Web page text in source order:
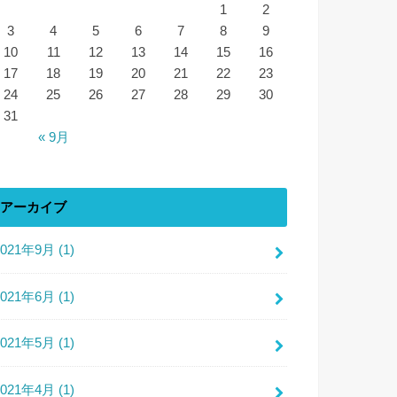
« 9月
1
2
3
4 5 6 7 8
9
10
11 12 13 14 15
16
17
18 19 20 21 22
23
24
25 26 27 28 29
30
31
アーカイブ
年9月 (1)
年6月 (1)
年5月 (1)
年4月 (1)